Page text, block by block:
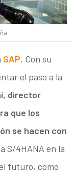
SAP. Con su
el paso a la
director
que los
se hacen con
S/4HANA en la
futuro, como